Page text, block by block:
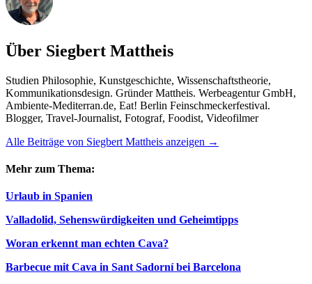
Über Siegbert Mattheis
Studien Philosophie, Kunstgeschichte, Wissenschaftstheorie,
Kommunikationsdesign. Gründer Mattheis. Werbeagentur GmbH,
Ambiente-Mediterran.de, Eat! Berlin Feinschmeckerfestival.
Blogger, Travel-Journalist, Fotograf, Foodist, Videofilmer
Alle Beiträge von Siegbert Mattheis anzeigen →
Mehr zum Thema:
Urlaub in Spanien
Valladolid, Sehenswürdigkeiten und Geheimtipps
Woran erkennt man echten Cava?
Barbecue mit Cava in Sant Sadorní bei Barcelona